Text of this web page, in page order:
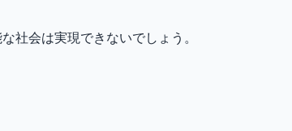
社会は実現できないでしょう。